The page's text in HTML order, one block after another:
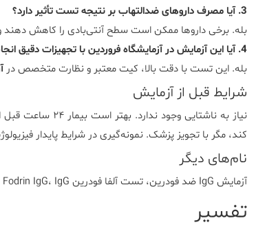
3. آیا مصرف داروهای ضدالتهاب بر نتیجه تست تأثیر دارد؟
بله. برخی داروها ممکن است سطح آنتی‌بادی را کاهش
4. آیا این آزمایش در آزمایشگاه فروردین با تجهیزات دقیق انجام می‌شود؟
بله. این تست با دقت بالا، کیت معتبر و نظارت متخصص در
شرایط قبل از آزمایش
نیاز به ناشتایی
کند، مگر با تجویز پزشک. نمونه‌گیری در شرایط پایدار
نام‌های دیگر
آزمایش IgG ضد فودرین، تست آلفا فودرین IgG، Anti-Alpha Fodrin IgG، IgG آنتی‌بادی علیه Alpha Fodrin
تفسیر